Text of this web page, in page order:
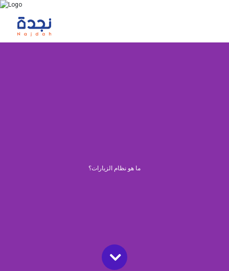
ما هو نظام الزيارات؟